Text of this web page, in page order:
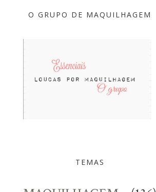
O GRUPO DE MAQUILHAGEM
TEMAS